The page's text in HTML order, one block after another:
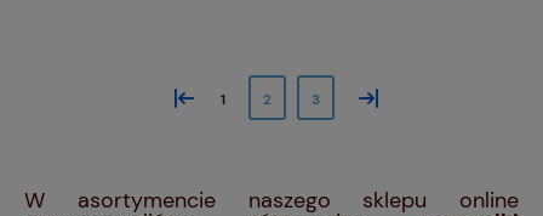
« 1 2 3 »
W asortymencie naszego sklepu online